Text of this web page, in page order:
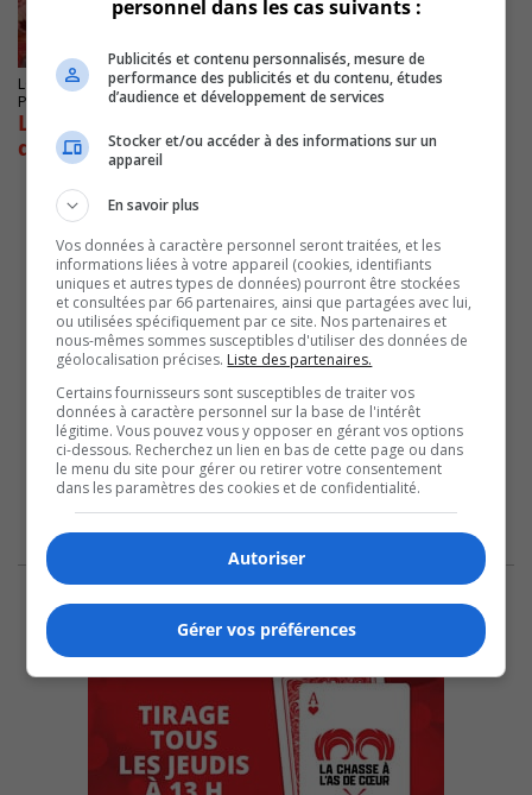
LONGUEUIL
Publié le 26 juin 2024 à 15h20
Longueuil émet pour près de 38 M$
d’obligations
personnel dans les cas suivants :
Publicités et contenu personnalisés, mesure de
performance des publicités et du contenu, études
d’audience et développement de services
Stocker et/ou accéder à des informations sur un
appareil
En savoir plus
Vos données à caractère personnel seront traitées, et les
informations liées à votre appareil (cookies, identifiants
uniques et autres types de données) pourront être stockées
et consultées par 66 partenaires, ainsi que partagées avec lui,
ou utilisées spécifiquement par ce site. Nos partenaires et
nous-mêmes sommes susceptibles d'utiliser des données de
géolocalisation précises. Liste des partenaires.
Certains fournisseurs sont susceptibles de traiter vos
données à caractère personnel sur la base de l'intérêt
légitime. Vous pouvez vous y opposer en gérant vos options
ci-dessous. Recherchez un lien en bas de cette page ou dans
le menu du site pour gérer ou retirer votre consentement
dans les paramètres des cookies et de confidentialité.
Autoriser
Gérer vos préférences